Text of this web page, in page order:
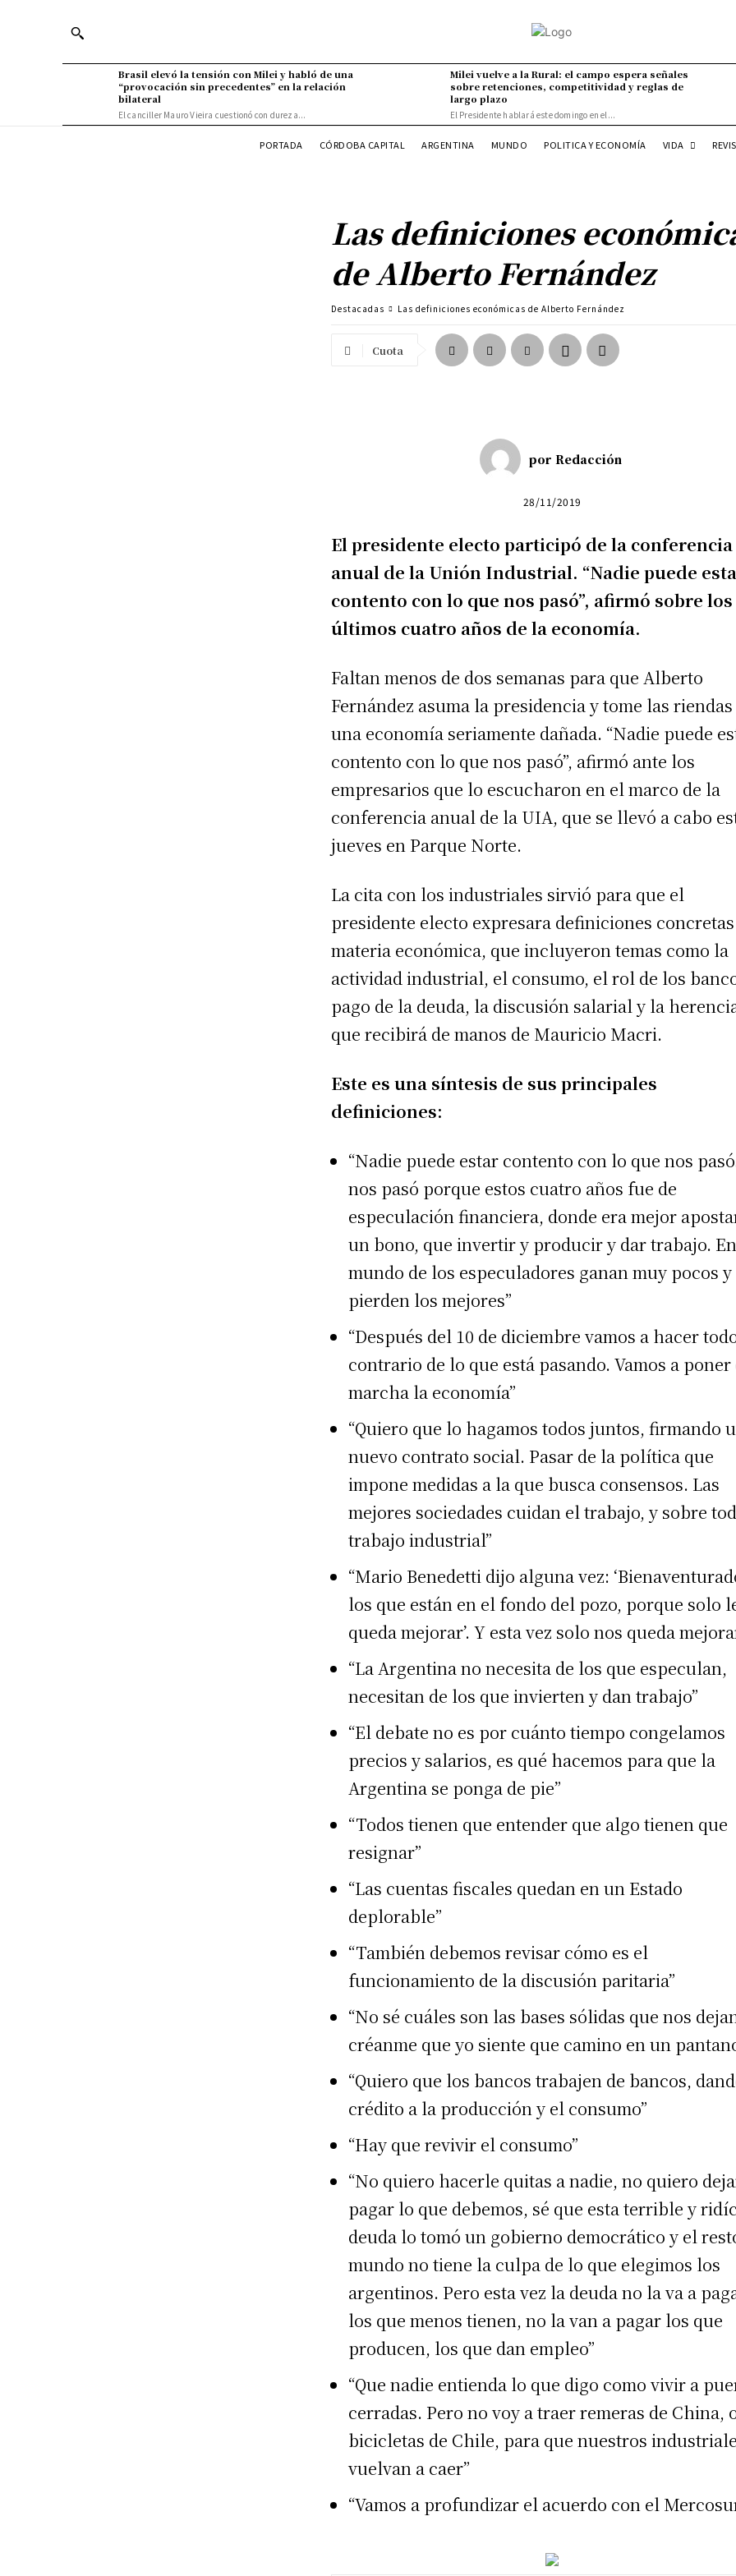
Brasil elevó la tensión con Milei y habló de una
“provocación sin precedentes” en la relación
bilateral
El canciller Mauro Vieira cuestionó con dureza...
Milei vuelve a la Rural: el campo espera señales
sobre retenciones, competitividad y reglas de
largo plazo
El Presidente hablará este domingo en el...
PORTADA CÓRDOBA CAPITAL ARGENTINA MUNDO POLITICA Y ECONOMÍA VIDA
Las definiciones
de Alberto Fernández
Destacadas Las definiciones económicas de Alberto Fernández
Cuota
por Redacción
28/11/2019
El presidente electo participó de la conferencia
anual de la Unión Industrial. “Nadie puede
contento con lo que nos pasó”, afirmó sobre los
últimos cuatro años de la economía.
Faltan menos de dos semanas para que Alberto
Fernández asuma la presidencia y tome las riendas
una economía seriamente dañada. “Nadie puede
contento con lo que nos pasó”, afirmó ante los
empresarios que lo escucharon en el marco de la
conferencia anual de la UIA, que se llevó a cabo
jueves en Parque Norte.
La cita con los industriales sirvió para que el
presidente electo expresara definiciones
materia económica, que incluyeron temas como la
actividad industrial, el consumo, el rol de los
pago de la deuda, la discusión salarial y la
que recibirá de manos de Mauricio Macri.
Este es una síntesis de sus principales
definiciones:
“Nadie puede estar contento con lo que nos
nos pasó porque estos cuatro años fue de
especulación financiera, donde era mejor
un bono, que invertir y producir y dar trabajo.
mundo de los especuladores ganan muy pocos y
pierden los mejores”
“Después del 10 de diciembre vamos a hacer
contrario de lo que está pasando. Vamos a poner
marcha la economía”
“Quiero que lo hagamos todos juntos, firmando
nuevo contrato social. Pasar de la política que
impone medidas a la que busca consensos. Las
mejores sociedades cuidan el trabajo, y sobre
trabajo industrial”
“Mario Benedetti dijo alguna vez:
los que están en el fondo del pozo, porque solo
queda mejorar’. Y esta vez solo nos queda
“La Argentina no necesita de los que especulan,
necesitan de los que invierten y dan trabajo”
“El debate no es por cuánto tiempo congelamos
precios y salarios, es qué hacemos para que la
Argentina se ponga de pie”
“Todos tienen que entender que algo tienen que
resignar”
“Las cuentas fiscales quedan en un Estado
deplorable”
“También debemos revisar cómo es el
funcionamiento de la discusión paritaria”
“No sé cuáles son las bases sólidas que nos
créanme que yo siente que camino en un
“Quiero que los bancos trabajen de bancos,
crédito a la producción y el consumo”
“Hay que revivir el consumo”
“No quiero hacerle quitas a nadie, no quiero
pagar lo que debemos, sé que esta terrible y
deuda lo tomó un gobierno democrático y el
mundo no tiene la culpa de lo que elegimos los
argentinos. Pero esta vez la deuda no la va a
los que menos tienen, no la van a pagar los que
producen, los que dan empleo”
“Que nadie entienda lo que digo como vivir a
cerradas. Pero no voy a traer remeras de China,
bicicletas de Chile, para que nuestros
vuelvan a caer”
“Vamos a profundizar el acuerdo con el